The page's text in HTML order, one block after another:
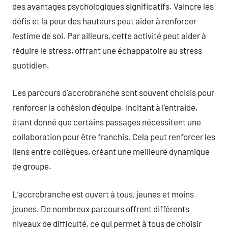
des avantages psychologiques significatifs. Vaincre les
défis et la peur des hauteurs peut aider à renforcer
l’estime de soi. Par ailleurs, cette activité peut aider à
réduire le stress, offrant une échappatoire au stress
quotidien.
Les parcours d’accrobranche sont souvent choisis pour
renforcer la cohésion d’équipe. Incitant à l’entraide,
étant donné que certains passages nécessitent une
collaboration pour être franchis. Cela peut renforcer les
liens entre collègues, créant une meilleure dynamique
de groupe.
L’accrobranche est ouvert à tous, jeunes et moins
jeunes. De nombreux parcours offrent différents
niveaux de difficulté, ce qui permet à tous de choisir